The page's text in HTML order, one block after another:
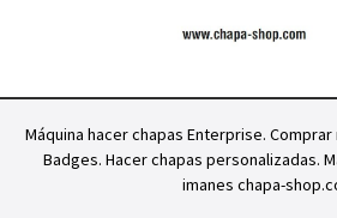
Máquina hacer chapas Enterprise. Comprar
Badges. Hacer chapas personalizadas.
imanes chapa-